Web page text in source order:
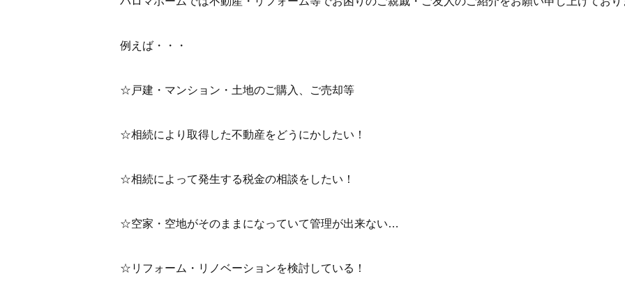
例えば・・・
☆戸建・マンション・土地のご購入、ご売却等
☆相続により取得した不動産をどうにかしたい！
☆相続によって発生する税金の相談をしたい！
☆空家・空地がそのままになっていて管理が出来ない…
☆リフォーム・リノベーションを検討している！